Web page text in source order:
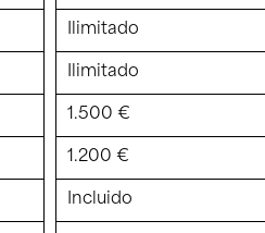
Ilimitado
Ilimitado
1.500 €
1.200 €
Incluido